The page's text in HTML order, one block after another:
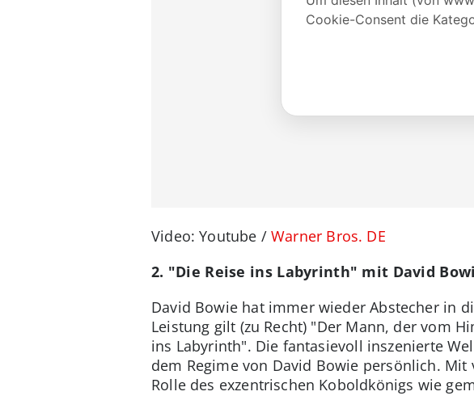
Video: Youtube /Warner Bros. DE
2. "Die Reise ins Labyrinth" mit David
David Bowie hat immer wieder Abstecher in
Leistung gilt (zu Recht) "Der Mann, der vom
ins Labyrinth". Die fantasievoll inszenierte
dem Regime von David Bowie persönlich.
Rolle des exzentrischen Koboldkönigs wie